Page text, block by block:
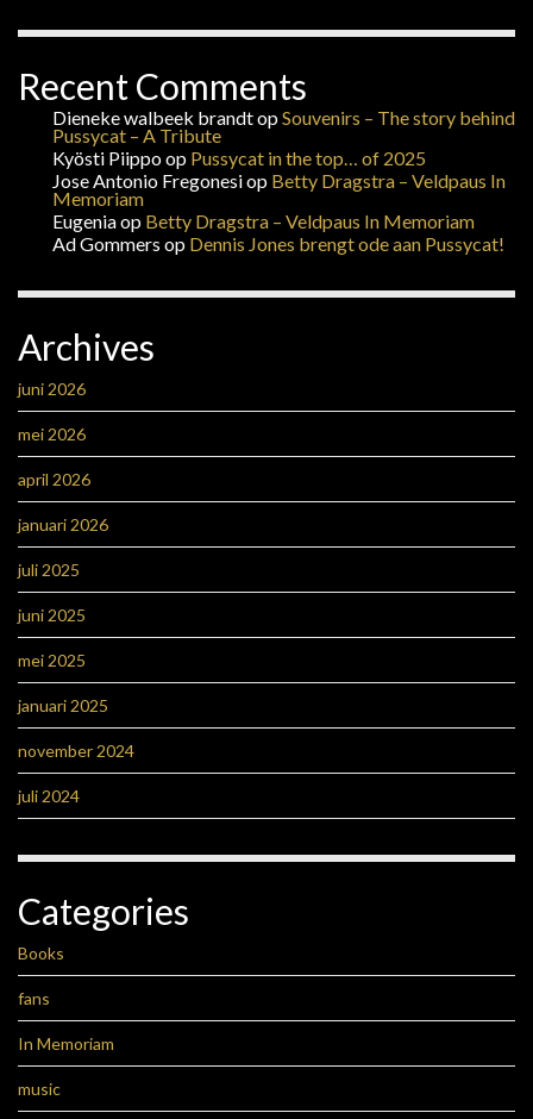
Recent Comments
Dieneke walbeek brandtopSouvenirs – The story behind
Pussycat – A Tribute
Kyösti Piippoop Pussycat in the top… of 2025
Jose Antonio Fregonesiop Betty Dragstra – Veldpaus In
Memoriam
Eugeniaop Betty Dragstra – Veldpaus In Memoriam
Ad Gommers op Dennis Jones brengt ode aan Pussycat!
Archives
juni 2026
mei 2026
april 2026
januari 2026
juli 2025
juni 2025
mei 2025
januari 2025
november 2024
juli 2024
Categories
Books
fans
In Memoriam
music